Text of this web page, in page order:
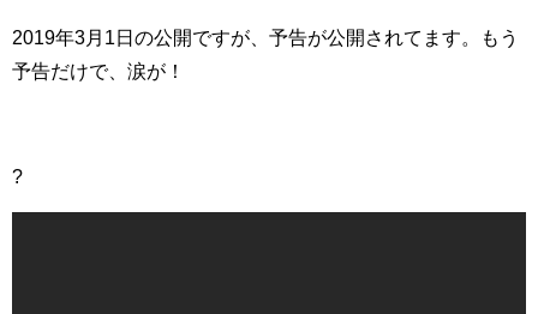
2019年3月1日の公開ですが、予告が公開されてます。もう
予告だけで、涙が！
?